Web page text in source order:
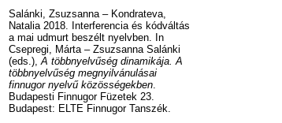
Salánki, Zsuzsanna – Kondrateva,
Natalia 2018. Interferencia és kódváltás
a mai udmurt beszélt nyelvben. In
Csepregi, Márta – Zsuzsanna Salánki
(eds.),A többnyelvűség dinamikája. A
többnyelvűség megnyilvánulásai
finnugor nyelvű közösségekben
Budapesti Finnugor Füzetek 23.
Budapest: ELTE Finnugor Tanszék.